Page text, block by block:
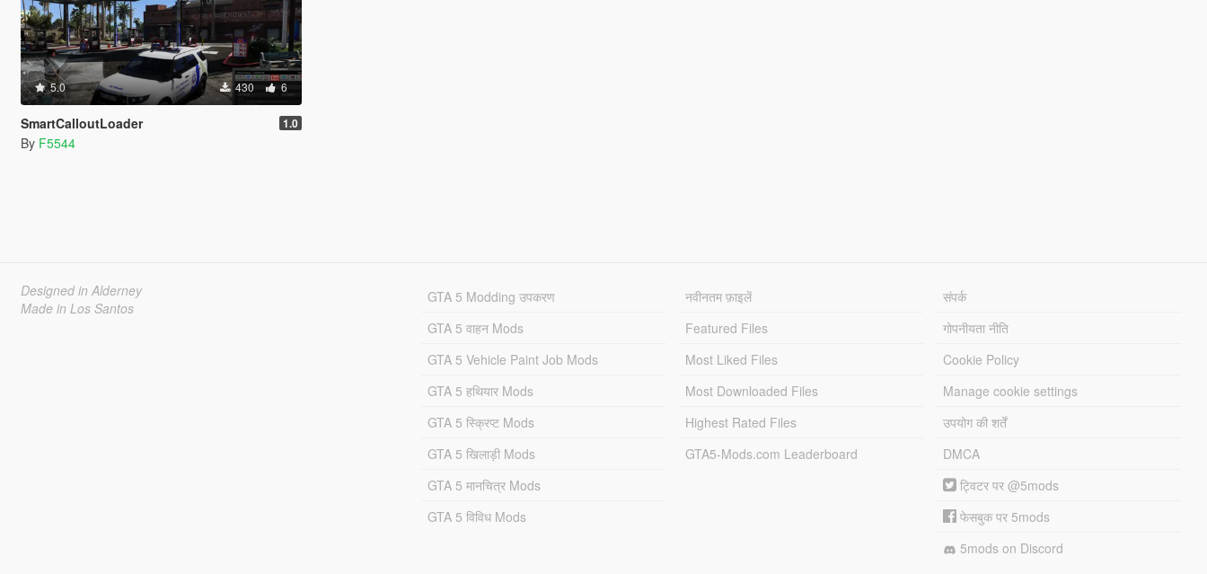
5.0 430 6
SmartCalloutLoader 1.0
By F5544
Designed in Alderney
Made in Los Santos
GTA 5 Modding उपकरण
GTA 5 वाहन Mods
GTA 5 Vehicle Paint Job Mods
GTA 5 हथियार Mods
GTA 5 स्क्रिप्ट Mods
GTA 5 खिलाड़ी Mods
GTA 5 मानचित्र Mods
GTA 5 विविध Mods
नवीनतम फ़ाइलें
Featured Files
Most Liked Files
Most Downloaded Files
Highest Rated Files
GTA5-Mods.com Leaderboard
संपर्क
गोपनीयता नीति
Cookie Policy
Manage cookie settings
उपयोग की शर्तें
DMCA
ट्विटर पर @5mods
फेसबुक पर 5mods
5mods on Discord